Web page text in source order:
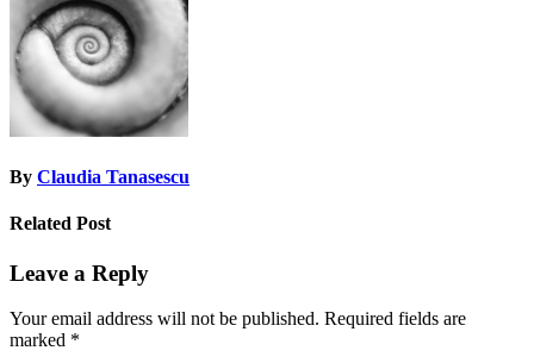
By Claudia Tanasescu
Related Post
Leave a Reply
Your email address will not be published. Required fields are
marked *